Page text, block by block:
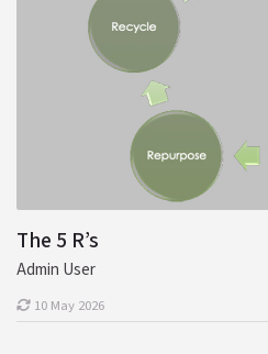
The 5 R’s
Admin User
10 May 2026